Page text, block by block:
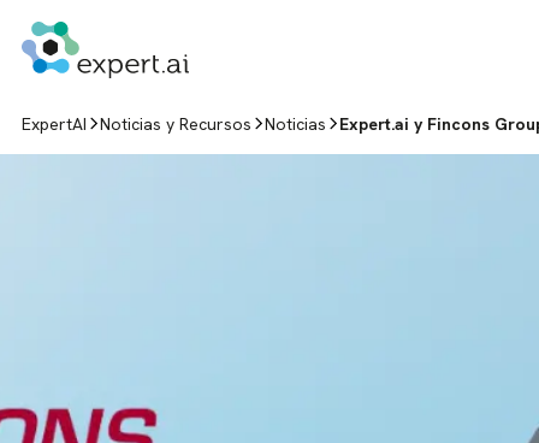
ExpertAI Noticias y Recursos Noticias Expert.ai y Fincons